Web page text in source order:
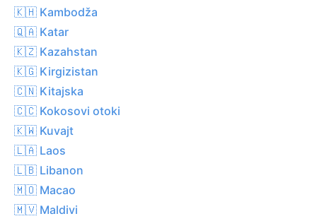
🇰🇭 Kambodža
🇶🇦 Katar
🇰🇿 Kazahstan
🇰🇬 Kirgizistan
🇨🇳 Kitajska
🇨🇨 Kokosovi otoki
🇰🇼 Kuvajt
🇱🇦 Laos
🇱🇧 Libanon
🇲🇴 Macao
🇲🇻 Maldivi